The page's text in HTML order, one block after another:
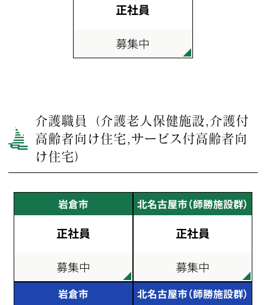
正社員
募集中
介護職員（介護老人保健施設,介護付
高齢者向け住宅,サービス付高齢者向
け住宅）
岩倉市
正社員
募集中
北名古屋市（師勝施設群）
正社員
募集中
岩倉市 北名古屋市（師勝施設群）